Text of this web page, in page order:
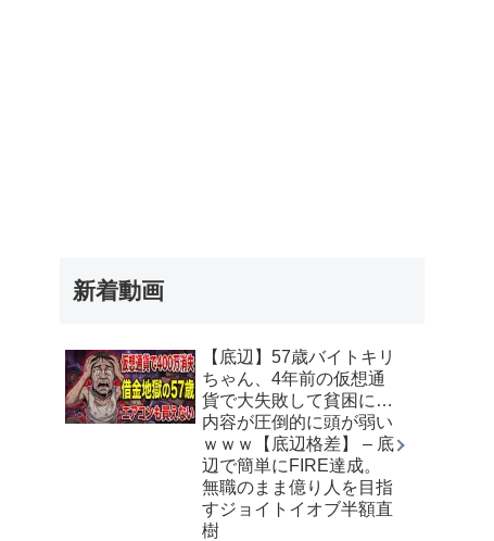
新着動画
【底辺】57歳バイトキリ
ちゃん、4年前の仮想通
貨で大失敗して貧困に…
内容が圧倒的に頭が弱い
ｗｗｗ【底辺格差】 – 底
辺で簡単にFIRE達成。
無職のまま億り人を目指
すジョイトイオブ半額直
樹